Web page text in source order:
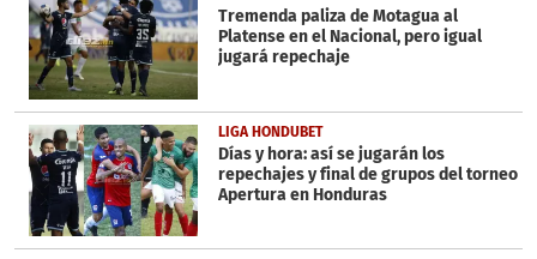
Tremenda paliza de Motagua al
Platense en el Nacional, pero igual
jugará repechaje
LIGA HONDUBET
Días y hora: así se jugarán los
repechajes y final de grupos del torneo
Apertura en Honduras